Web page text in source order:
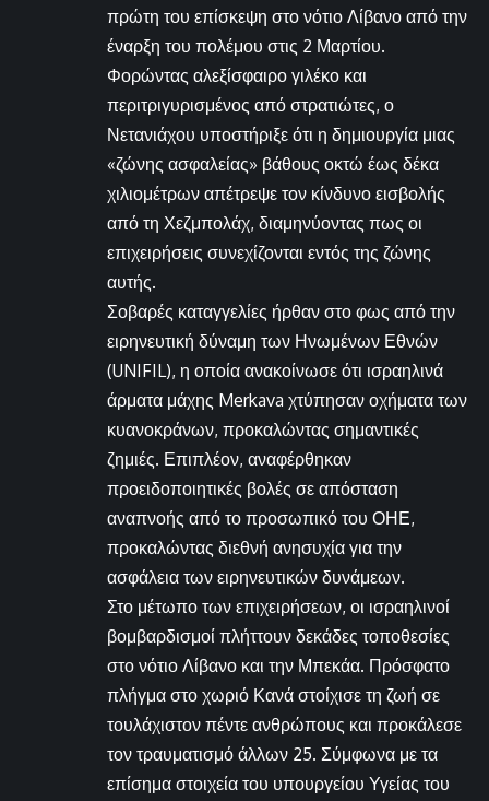
πρώτη του επίσκεψη στο νότιο Λίβανο από την
έναρξη του πολέμου στις 2 Μαρτίου.
Φορώντας αλεξίσφαιρο γιλέκο και
περιτριγυρισμένος από στρατιώτες, ο
Νετανιάχου υποστήριξε ότι η δημιουργία μιας
«ζώνης ασφαλείας» βάθους οκτώ έως δέκα
χιλιομέτρων απέτρεψε τον κίνδυνο εισβολής
από τη Χεζμπολάχ, διαμηνύοντας πως οι
επιχειρήσεις συνεχίζονται εντός της ζώνης
αυτής.
Σοβαρές καταγγελίες ήρθαν στο φως από την
ειρηνευτική δύναμη των Ηνωμένων Εθνών
(UNIFIL), η οποία ανακοίνωσε ότι ισραηλινά
άρματα μάχης Merkava χτύπησαν οχήματα των
κυανοκράνων, προκαλώντας σημαντικές
ζημιές. Επιπλέον, αναφέρθηκαν
προειδοποιητικές βολές σε απόσταση
αναπνοής από το προσωπικό του ΟΗΕ,
προκαλώντας διεθνή ανησυχία για την
ασφάλεια των ειρηνευτικών δυνάμεων.
Στο μέτωπο των επιχειρήσεων, οι ισραηλινοί
βομβαρδισμοί πλήττουν δεκάδες τοποθεσίες
στο νότιο Λίβανο και την Μπεκάα. Πρόσφατο
πλήγμα στο χωριό Κανά στοίχισε τη ζωή σε
τουλάχιστον πέντε ανθρώπους και προκάλεσε
τον τραυματισμό άλλων 25. Σύμφωνα με τα
επίσημα στοιχεία του υπουργείου Υγείας του